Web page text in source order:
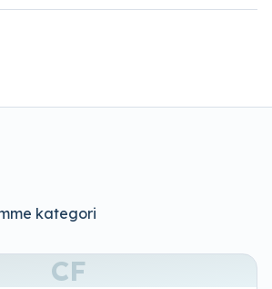
kategori
CF